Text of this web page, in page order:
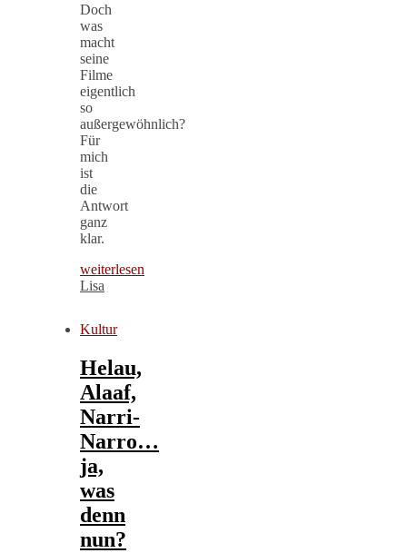
Doch
was
macht
seine
Filme
eigentlich
so
außergewöhnlich?
Für
mich
ist
die
Antwort
ganz
klar.
weiterlesen
Lisa
Kultur
Helau,
Alaaf,
Narri-
Narro…
ja,
was
denn
nun?